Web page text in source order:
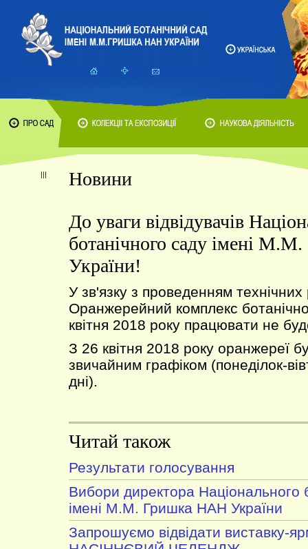
Новини
До уваги відвідувачів
ботанічного саду імені
України!
У зв'язку з проведенням технічних
Оранжерейний комплекс
квітня 2018 року працювати не
З 26 квітня 2018 року оранжереї
звичайним графіком (понеділок-
дні).
Читай також
Результати голосування
Вибори директора Національного
імені М.М. Гришка НАН України
Запрошуємо відвідати виставку-